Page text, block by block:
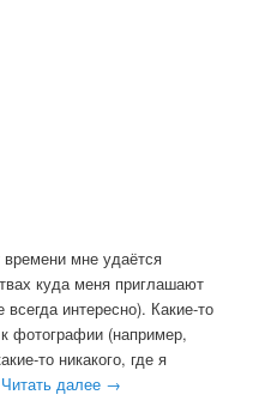
мне удаётся
куда меня приглашают
интересно). Какие-то
фотографии (например,
то никакого, где я
Читать далее →